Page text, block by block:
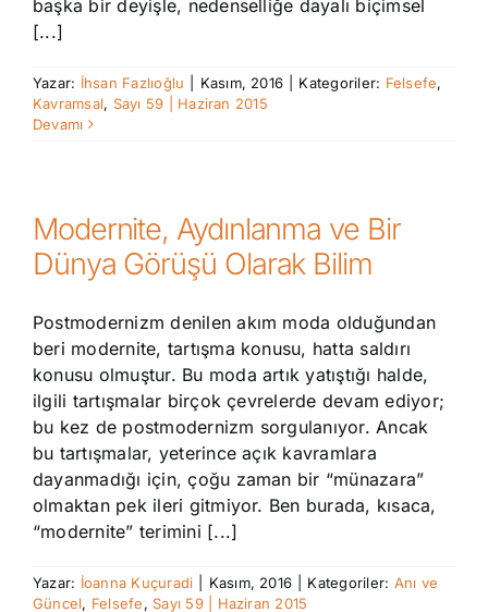
başka bir deyişle, nedenselliğe dayalı biçimsel
[...]
Yazar: İhsan Fazlıoğlu Kasım, 2016 Kategoriler: Felsefe,
Kavramsal, Sayı 59 | Haziran 2015
Devamı
Modernite, Aydınlanma ve Bir
Dünya Görüşü Olarak Bilim
Postmodernizm denilen akım moda olduğundan
beri modernite, tartışma konusu, hatta saldırı
konusu olmuştur. Bu moda artık yatıştığı halde,
ilgili tartışmalar birçok çevrelerde devam ediyor;
bu kez de postmodernizm sorgulanıyor. Ancak
bu tartışmalar, yeterince açık kavramlara
dayanmadığı için, çoğu zaman bir “münazara”
olmaktan pek ileri gitmiyor. Ben burada, kısaca,
“modernite” terimini [...]
Yazar: İoanna Kuçuradi Kasım, 2016 Kategoriler: Anı ve
Güncel, Felsefe, Sayı 59 | Haziran 2015